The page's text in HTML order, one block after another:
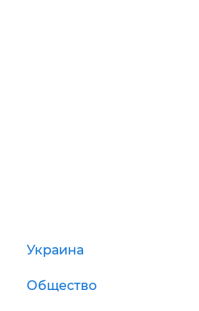
Украина
Общество